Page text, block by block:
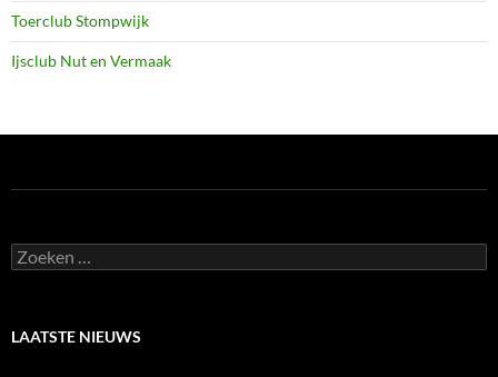
Toerclub Stompwijk
Ijsclub Nut en Vermaak
Zoeken
naar:
LAATSTE NIEUWS